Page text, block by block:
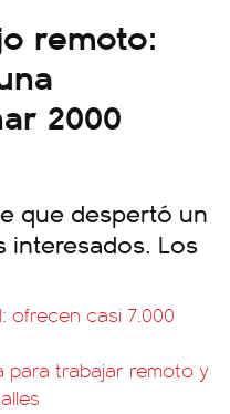
remoto:
2000
que despertó un
interesados. Los
ofrecen casi 7.000
para trabajar remoto y